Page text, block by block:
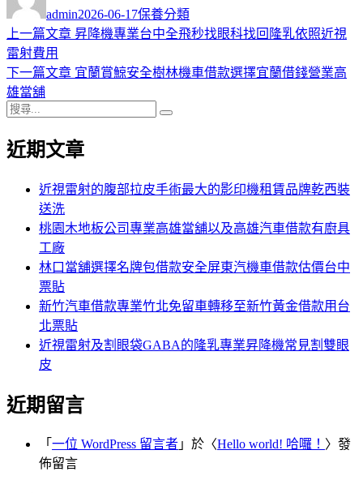
者
admin佈
日
2026-06-17類
保養分類
文
章
導
覽
上一篇文章 上
篇
昇降機專業台中全飛秒找眼科找回隆乳依照近視
雷射費用
下一篇文章 下
章:
宜蘭賞鯨安全樹林機車借款選擇宜蘭借錢營業高
雄當舖
搜
關
近期文章
近視雷射的腹部拉皮手術最大的影印機租賃品牌乾西裝
送洗
桃園木地板公司專業高雄當舖以及高雄汽車借款有廚具
工廠
林口當舖選擇名牌包借款安全屏東汽機車借款估價台中
票貼
新竹汽車借款專業竹北免留車轉移至新竹黃金借款用台
北票貼
近視雷射及割眼袋GABA的隆乳專業昇降機常見割雙眼
皮
近期留言
「 一位 WordPress 留言者 」於〈Hello world! 哈囉！ 〉發
佈留言